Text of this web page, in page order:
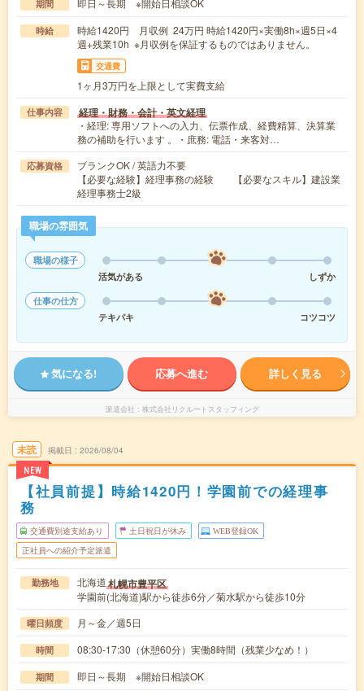
期間 即日～長期 ※開始日相談OK
時給
時給1420円 月収例 24万円 時給1420円×実働8h×週5日×4
週+残業10h ※月収例を保証するものではありません。
交通費
1ヶ月3万円を上限として実費支給
仕事内容 経理・財務・会計・英文経理
・経理: 専用ソフトへの入力、伝票作成、経費精算、決算業
務の補助を行います 。・庶務: 電話・来客対…
応募資格
ブランクOK / 英語力不要
【必要な経験】経理事務の経験 【必要なスキル】建設業
経理事務士2級
職場の雰囲気
職場の様子
活気がある
しずか
仕事の仕方
テキパキ
コツコツ
気になる! 応募へ進む 詳しく見る
派遣会社 株式会社リクルートスタッフィング
未読
NEW
掲載日 2026/08/04
【社員前提】時給1420円！学園前での経理事
務
交通費別途支給あり 土日祝日が休み WEB登録OK
正社員への紹介予定派遣
勤務地 北海道札幌市豊平区
学園前(北海道)駅から徒歩6分／菊水駅から徒歩10分
曜日頻度 月～金／週5日
時間 08:30-17:30（休憩60分）実働8時間（残業少なめ！）
期間 即日～長期 ※開始日相談OK